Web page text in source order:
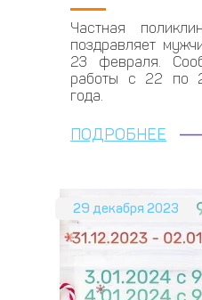
Частная
поздравляет
23 февраля.
работы с 22 по
года.
ПОДРОБНЕЕ
29 декабря 2023